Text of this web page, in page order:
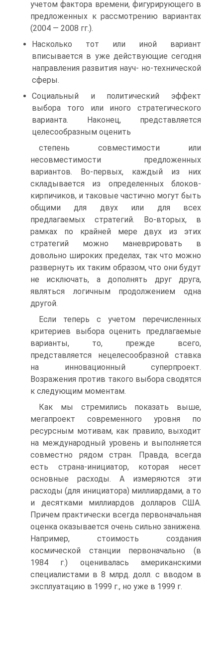
учетом фактора времени, фигурирующего в
предложенных к рассмотрению вариантах
(2004 — 2008 гг.).
Насколько тот или иной вариант
вписывается в уже действующие сегодня
направления развития науч- но-технической
сферы.
Социальный и политический эффект
выбора того или иного стратегического
варианта. Наконец, представляется
целесообразным оценить
степень совместимости или
несовместимости предложенных
вариантов. Во-первых, каждый из них
складывается из определенных блоков-
кирпичиков, и таковые частично могут быть
общими для двух или для всех
предлагаемых стратегий. Во-вторых, в
рамках по крайней мере двух из этих
стратегий можно маневрировать в
довольно широких пределах, так что можно
развернуть их таким образом, что они будут
не исключать, а дополнять друг друга,
являться логичным продолжением одна
другой.
Если теперь с учетом перечисленных
критериев выбора оценить предлагаемые
варианты, то, прежде всего,
представляется нецелесообразной ставка
на инновационный суперпроект.
Возражения против такого выбора сводятся
к следующим моментам.
Как мы стремились показать выше,
мегапроект современного уровня по
ресурсным мотивам, как правило, выходит
на международный уровень и выполняется
совместно рядом стран. Правда, всегда
есть страна-инициатор, которая несет
основные расходы. А измеряются эти
расходы (для инициатора) миллиардами, а то
и десятками миллиардов долларов США.
Причем практически всегда первоначальная
оценка оказывается очень сильно занижена.
Например, стоимость создания
космической станции первоначально (в
1984 г.) оценивалась американскими
специалистами в 8 млрд. долл. с вводом в
эксплуатацию в 1999 г., но уже в 1999 г.